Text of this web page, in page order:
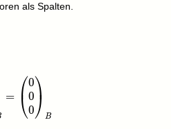
als Spalten.
= ⎝
⎛0
0
0⎠
⎞
B